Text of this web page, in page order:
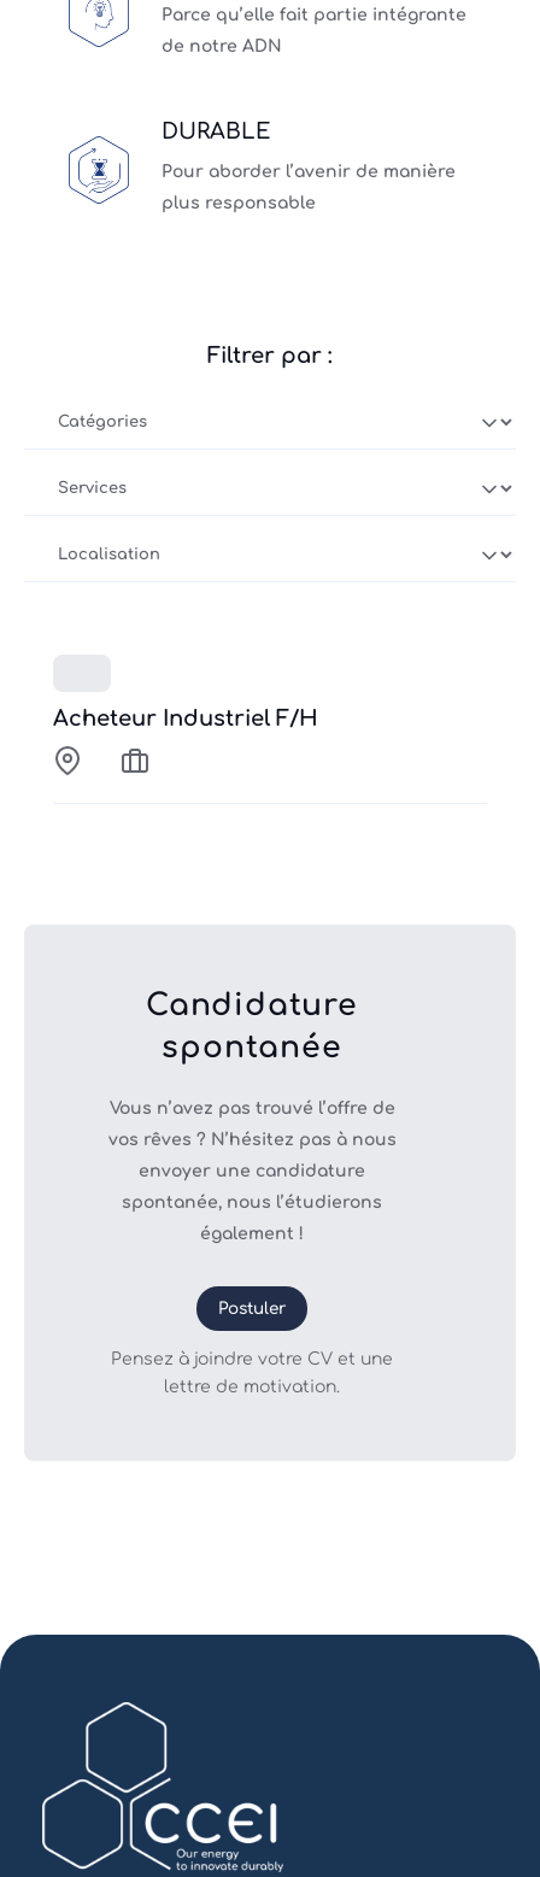
Parce qu’elle fait partie intégrante
de notre ADN
DURABLE
Pour aborder l’avenir de manière
plus responsable
Filtrer par :
Acheteur Industriel F/H
Candidature
spontanée
Vous n’avez pas trouvé l’offre de
vos rêves ? N’hésitez pas à nous
envoyer une candidature
spontanée, nous l’étudierons
également !
Postuler
Pensez à joindre votre CV et une
lettre de motivation.